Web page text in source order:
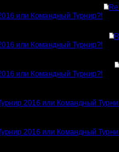
или Командный Турнир?!
или Командный Турнир?!
или Командный Турнир?!
2016 или Командный
2016 или Командный